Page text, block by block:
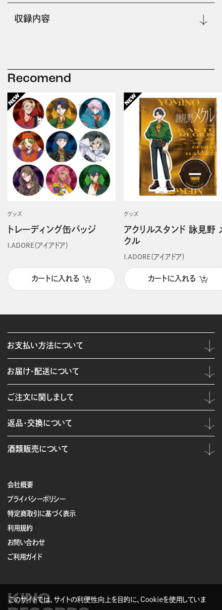
収録内容
Recomend
グッズ
トレーディング缶バッジ
I.ADORE（アイアドア）
カートに入れる
グッズ
アクリルスタンド 詠見野
クル
I.ADORE（アイアドア）
カートに入れる
会社概要
プライバシーポリシー
特定商取引に基づく表示
利用規約
お問い合わせ
ご利用ガイド
KING
お支払い方法について
お届け・配送について
ご注文に関しまして
返品・交換について
酒類販売について
このサイトでは、サイトの利便性向上を目的に、Cookieを使用していま